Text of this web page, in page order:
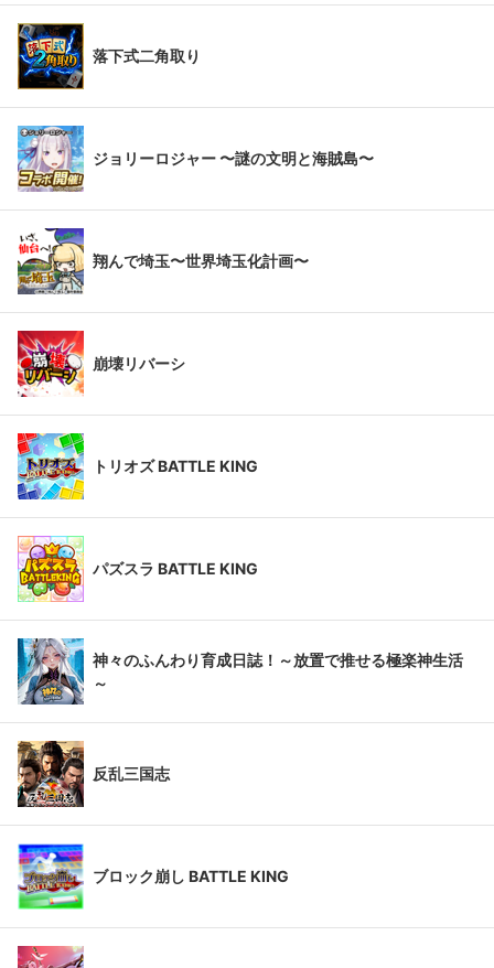
落下式二角取り
ジョリーロジャー 〜謎の文明と海賊島〜
翔んで埼玉〜世界埼玉化計画〜
崩壊リバーシ
トリオズ BATTLE KING
パズスラ BATTLE KING
神々のふんわり育成日誌！～放置で推せる極楽神生活
～
反乱三国志
ブロック崩し BATTLE KING